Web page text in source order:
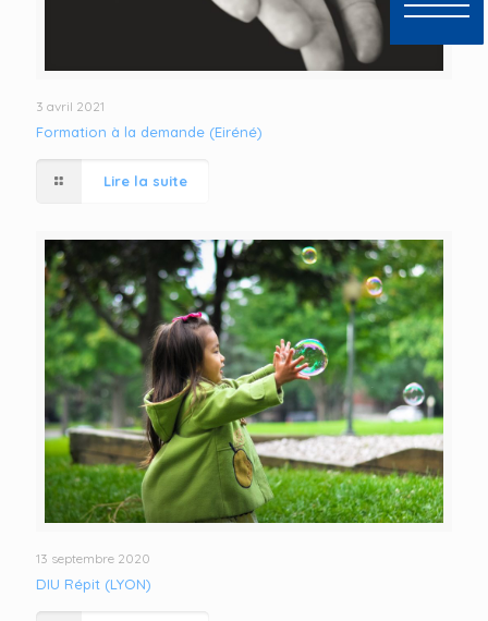
3 avril 2021
Formation à la demande (Eiréné)
Lire la suite
13 septembre 2020
DIU Répit (LYON)